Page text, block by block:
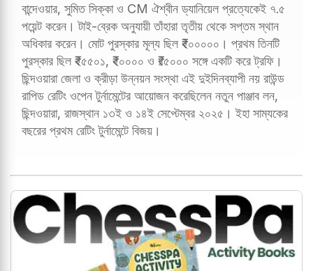
বান্দেওয়ার, সুমিত সিক্কা ও CM ঐশ্বীন ড্যানিয়েল প্রত্যেকেই ৭.৫
পয়েন্ট করেন। টাই-ব্রেক অনুযায়ী তাঁহারা তৃতীয় থেকে সপ্তম স্থান
অধিকার করেন। মোট পুরস্কার মূল্য ছিল ₹২০০০০০। প্রথম তিনটি
পুরস্কার ছিল ₹২৫৫০১, ₹২০০০০ ও ₹১৫০০০ সঙ্গে একটি করে ট্রফি।
ছিন্দওয়ারা জেলা ও ক্রীড়া উন্নয়ন সংস্থা এই দুইদিনব্যাপী নয় রাউন্ড
রাপিড রেটিং ওপেন টুর্নামেন্টের আয়োজন করেছিলেন নতুন পাঞ্জাব লন,
ছিন্দওয়ারা, রাজস্থান ১৩ই ও ১৪ই সেপ্টেম্বর ২০২৫। ইহা সাম্যকের
বছরের প্রথম রেটিং টুর্নামেন্টে বিজয়।